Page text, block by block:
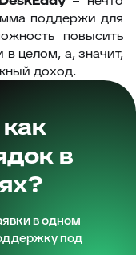
поддержи для
повысить
целом, а, значит,
доход.
в
в одном
под